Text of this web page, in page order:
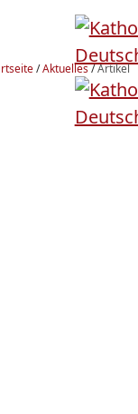
/Aktuelles/Artikel